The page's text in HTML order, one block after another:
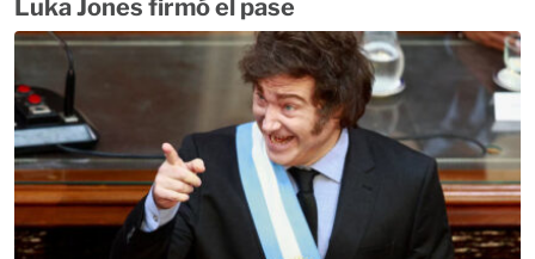
Luka Jones firmó el pase